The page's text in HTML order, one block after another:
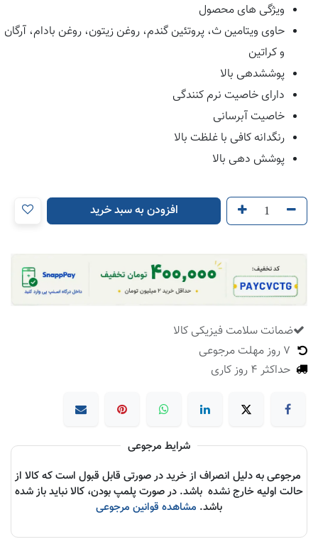
ویژگی های محصول
حاوی ویتامین ث، پروتئین گندم، روغن زیتون، روغن بادام، آرگان
و کراتین
پوششدهی بالا
دارای خاصیت نرم کنندگی
خاصیت آبرسانی
رنگدانه کافی با غلظت بالا
پوشش دهی بالا
افزودن به سبد خرید
ضمانت سلامت فیزیکی کالا
حداکثر 4 روز کاری
شرایط مرجوعی
مرجوعی به دلیل انصراف از خرید در صورتی قابل قبول است که کالا از
حالت اولیه خارج نشده باشد. در صورت پلمپ بودن، کالا نباید باز شده
باشد. مشاهده قوانین مرجوعی